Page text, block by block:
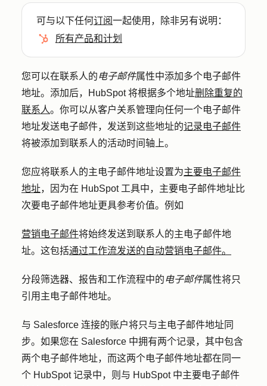
可与以下任何订阅一起使用，除非另有说明：
所有产品和计划
您可以在联系人的电子邮件属性中添加多个电子邮件
地址。添加后，HubSpot 将根据多个地址删除重复的
联系人。你可以从客户关系管理向任何一个电子邮件
地址发送电子邮件，发送到这些地址的记录电子邮件
将被添加到联系人的活动时间轴上。
您应将联系人的主电子邮件地址设置为主要电子邮件
地址，因为在 HubSpot 工具中，主要电子邮件地址比
次要电子邮件地址更具参考价值。例如
营销电子邮件将始终发送到联系人的主电子邮件地
址。这包括通过工作流发送的自动营销电子邮件。
分段筛选器、报告和工作流程中的电子邮件属性将只
引用主电子邮件地址。
与 Salesforce 连接的账户将只与主电子邮件地址同
步。如果您在 Salesforce 中拥有两个记录，其中包含
两个电子邮件地址，而这两个电子邮件地址都在同一
个 HubSpot 记录中，则与 HubSpot 中主要电子邮件